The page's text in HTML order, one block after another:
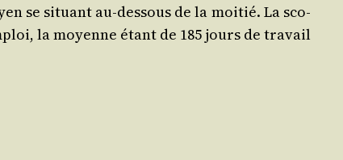
se situant au‑dessous de la moi­tié. La sco­
la moyenne étant de 185 jours de tra­vail